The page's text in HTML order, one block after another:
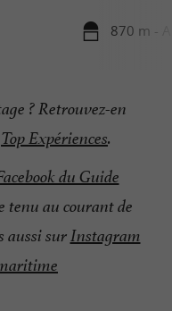
870 m -
? Retrouvez-en
Top Expériences.
du Guide
tenu au courant de
aussi surInstagram